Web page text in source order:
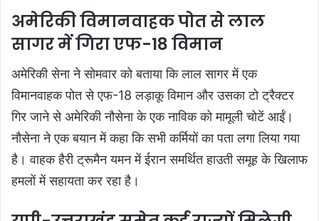
अमेरिकी विमानवाहक पोत से लाल
सागर में गिरा एफ-18 विमान
अमेरिकी सेना ने सोमवार को बताया कि लाल सागर में एक
विमानवाहक पोत से एफ-18 लड़ाकू विमान और उसका टो ट्रैक्टर
गिर जाने से अमेरिकी नौसेना के एक नाविक को मामूली चोटें आईं।
नौसेना ने एक बयान में कहा कि सभी कर्मियों का पता लगा लिया गया
है। वाहक हैरी ट्रूमैन यमन में ईरान समर्थित हाउती समूह के खिलाफ
हमलों में सहायता कर रहा है।